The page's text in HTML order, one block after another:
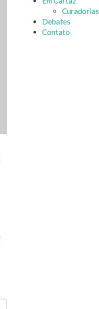
Curadorias
Debates
Contato